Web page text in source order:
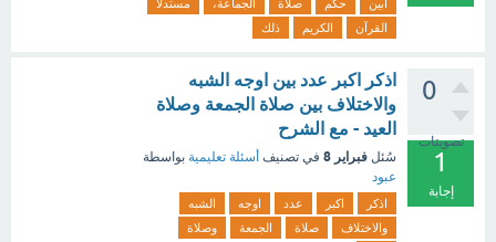
أبين حكم صلاة الجماعة،
مستدلاً
القرآن
الكريم ذلك
0
تصويتات
1
إجابة
اذكر اكبر عدد بين اوجه الشبه
والاختلاف بين صلاة الجمعة وصلاة
العيد - مع الشرح
سُئل فبراير 8 في تصنيف أسئلة تعليمية بواسطة
عبود
اذكر اكبر عدد اوجه
الشبه
والاختلاف
صلاة الجمعة
وصلاة